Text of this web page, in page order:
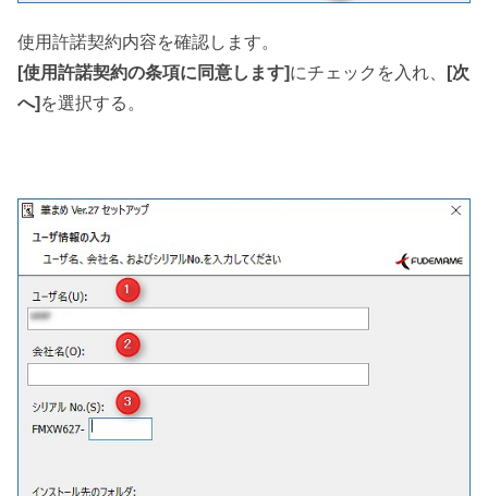
使用許諾契約内容を確認します。
[使用許諾契約の条項に同意します]にチェックを入れ、
[次
へ] を選択する。